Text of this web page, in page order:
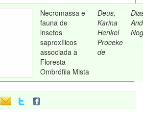
Necromassa e
fauna de
insetos
saproxílicos
associada a
Floresta
Ombrófila Mista
Deus,
Karina
Henkel
Proceke
de